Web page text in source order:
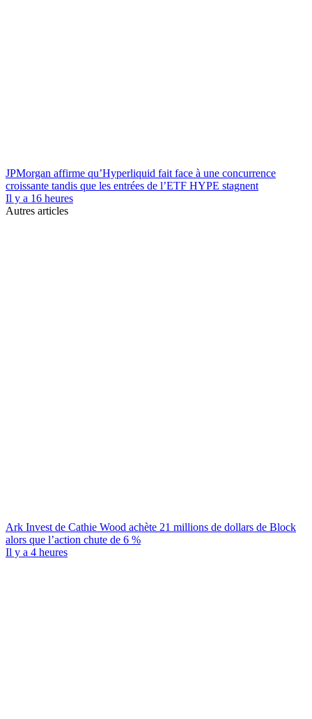
JPMorgan affirme qu’Hyperliquid fait face à une concurrence
croissante tandis que les entrées de l’ETF HYPE stagnent
Il y a 16 heures
Autres articles
Ark Invest de Cathie Wood achète 21 millions de dollars de Block
alors que l’action chute de 6 %
Il y a 4 heures